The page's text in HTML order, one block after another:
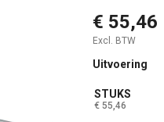
€ 55,46
Excl. BTW
Uitvoering
STUKS
€ 55,46